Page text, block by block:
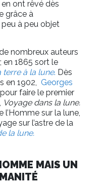
ont rêvé dès
grâce à
à peu objet
nombreux auteurs
; en 1865 sort le
terre à la lune. Dès
en 1902, Georges
faire le premier
Voyage dans la lune.
l’Homme sur la lune,
sur l’astre de la
la lune.
MAIS UN